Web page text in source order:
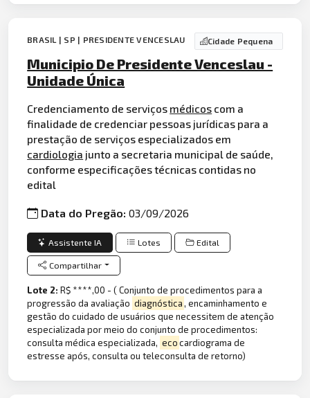
BRASIL | SP | PRESIDENTE VENCESLAU Cidade Pequena
Municipio De Presidente Venceslau -
Unidade Única
Credenciamento de serviços médicos com a
finalidade de credenciar pessoas jurídicas para a
prestação de serviços especializados em
cardiologia junto a secretaria municipal de saúde,
conforme especificações técnicas contidas no
edital
Data do Pregão:03/09/2026
Assistente IA Lotes Edital
Compartilhar
Lote 2:R$ ****,00 - ( Conjunto de procedimentos para a
progressão da avaliação diagnóstica, encaminhamento e
gestão do cuidado de usuários que necessitem de atenção
especializada por meio do conjunto de procedimentos:
consulta médica especializada, ecocardiograma de
estresse após, consulta ou teleconsulta de retorno)